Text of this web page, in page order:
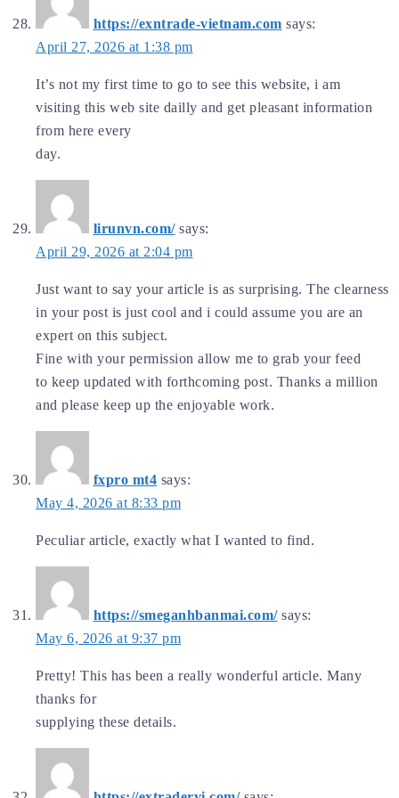
https://exntrade-vietnam.com says:
April 27, 2026 at 1:38 pm
It’s not my first time to go to see this website, i am
visiting this web site dailly and get pleasant information
from here every
day.
lirunvn.com/ says:
April 29, 2026 at 2:04 pm
Just want to say your article is as surprising. The clearness
in your post is just cool and i could assume you are an
expert on this subject.
Fine with your permission allow me to grab your feed
to keep updated with forthcoming post. Thanks a million
and please keep up the enjoyable work.
fxpro mt4 says:
May 4, 2026 at 8:33 pm
Peculiar article, exactly what I wanted to find.
https://smeganhbanmai.com/ says:
May 6, 2026 at 9:37 pm
Pretty! This has been a really wonderful article. Many
thanks for
supplying these details.